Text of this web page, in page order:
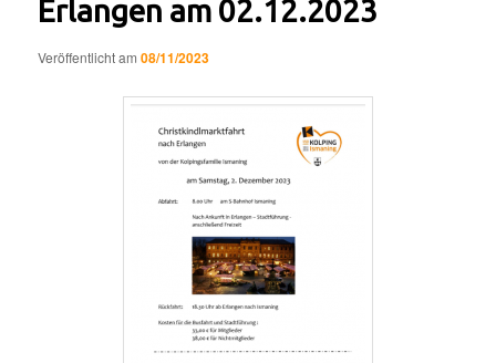
Erlangen am 02.12.2023
Veröffentlicht am08/11/2023